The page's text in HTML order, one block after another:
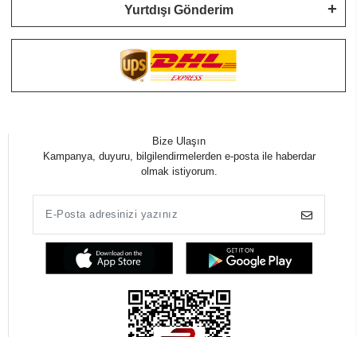
Yurtdışı Gönderim
Bize Ulaşın
Kampanya, duyuru, bilgilendirmelerden e-posta ile haberdar
olmak istiyorum.